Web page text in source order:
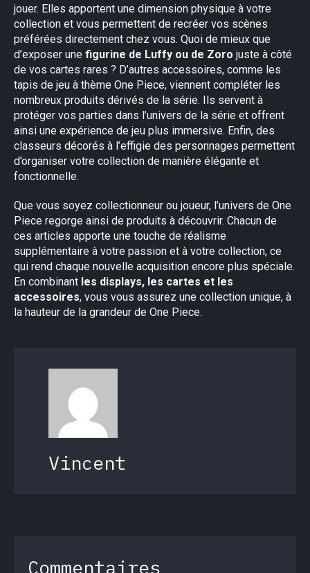
jouer. Elles apportent une dimension physique à votre
collection et vous permettent de recréer vos scènes
préférées directement chez vous. Quoi de mieux que
d’exposer une figurine de Luffy ou de Zoro juste à côté
de vos cartes rares ? D’autres accessoires, comme les
tapis de jeu à thème One Piece, viennent compléter les
nombreux produits dérivés de la série. Ils servent à
protéger vos parties dans l’univers de la série et offrent
ainsi une expérience de jeu plus immersive. Enfin, des
classeurs décorés à l’effigie des personnages permettent
d’organiser votre collection de manière élégante et
fonctionnelle.
Que vous soyez collectionneur ou joueur, l’univers de One
Piece regorge ainsi de produits à découvrir. Chacun de
ces articles apporte une touche de réalisme
supplémentaire à votre passion et à votre collection, ce
qui rend chaque nouvelle acquisition encore plus spéciale.
En combinant les displays, les cartes et les
accessoires, vous vous assurez une collection unique, à
la hauteur de la grandeur de One Piece.
Vincent
Commentaires